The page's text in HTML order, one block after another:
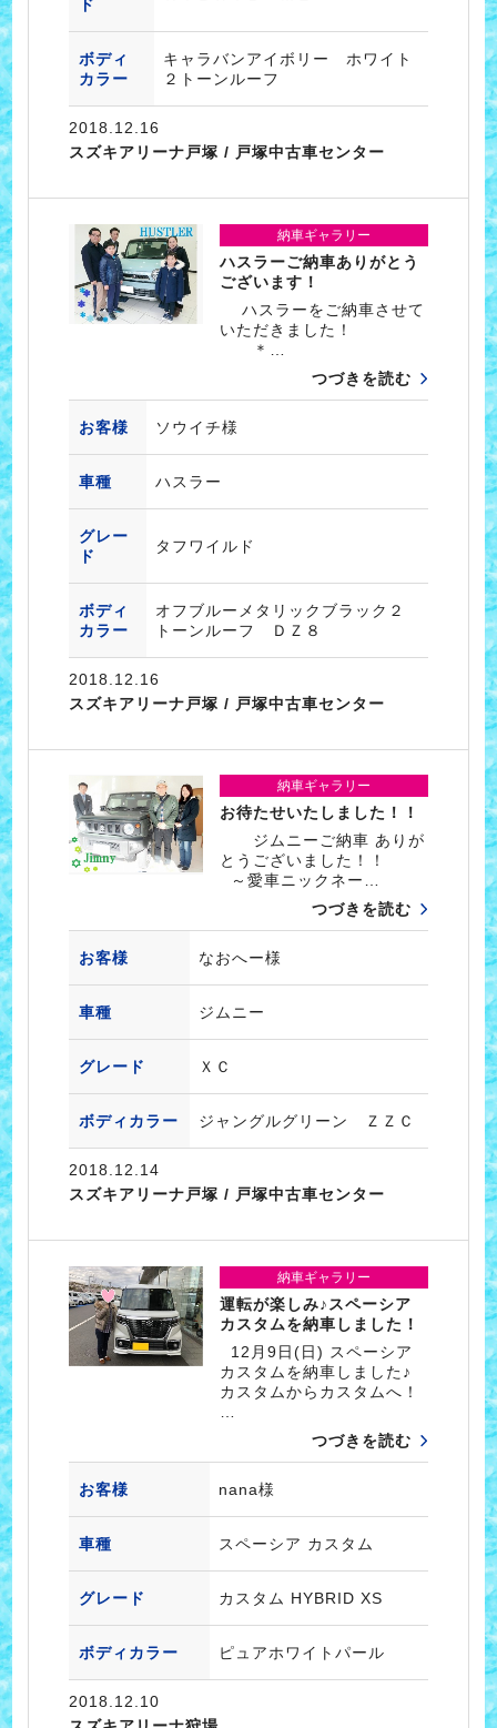
ド
ボディ
カラー
キャラバンアイボリー ホワイト
２トーンルーフ
2018.12.16
スズキアリーナ戸塚 / 戸塚中古車センター
納車ギャラリー
ハスラーご納車ありがとう
ございます！
ハスラーをご納車させて
いただきました！
＊…
つづきを読む
お客様 ソウイチ様
車種 ハスラー
グレー
ド
タフワイルド
ボディ
カラー
オフブルーメタリックブラック２
トーンルーフ ＤＺ８
2018.12.16
スズキアリーナ戸塚 / 戸塚中古車センター
納車ギャラリー
お待たせいたしました！！
ジムニーご納車 ありが
とうございました！！
～愛車ニックネー…
つづきを読む
お客様 なおへー様
車種 ジムニー
グレード ＸＣ
ボディカラー ジャングルグリーン ＺＺＣ
2018.12.14
スズキアリーナ戸塚 / 戸塚中古車センター
納車ギャラリー
運転が楽しみ♪スペーシア
カスタムを納車しました！
12月9日(日) スペーシア
カスタムを納車しました♪
カスタムからカスタムへ！
つづきを読む
お客様 nana様
車種 スペーシア カスタム
グレード カスタム HYBRID XS
ボディカラー ピュアホワイトパール
2018.12.10